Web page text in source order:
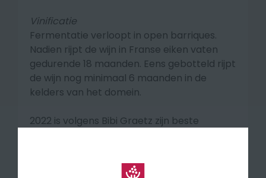
Vinificatie
Fermentatie verloopt in open barriques.
Nadien rijpt de wijn in Franse eiken vaten
gedurende 18 maanden. Eens gebotteld rijpt
de wijn nog minimaal 6 maanden in de
kelders van het domein.
2022 is volgens Bibi Graetz zijn beste
Testamatta like this! "